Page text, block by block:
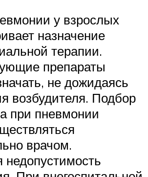
у взрослых
назначение
терапии.
препараты
не дожидаясь
возбудителя. Подбор
при пневмонии
врачом.
недопустимость